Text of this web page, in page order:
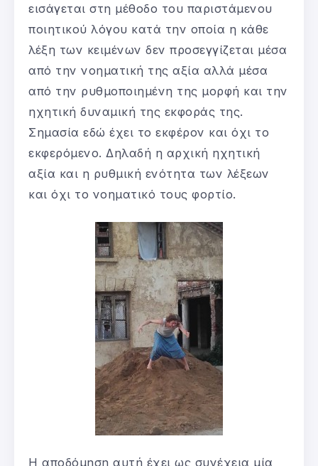
εισάγεται στη μέθοδο του παριστάμενου
ποιητικού λόγου κατά την οποία η κάθε
λέξη των κειμένων δεν προσεγγίζεται μέσα
από την νοηματική της αξία αλλά μέσα
από την ρυθμοποιημένη της μορφή και την
ηχητική δυναμική της εκφοράς της.
Σημασία εδώ έχει το εκφέρον και όχι το
εκφερόμενο. Δηλαδή η αρχική ηχητική
αξία και η ρυθμική ενότητα των λέξεων
και όχι το νοηματικό τους φορτίο.
Η αποδόμηση αυτή έχει ως συνέχεια μία